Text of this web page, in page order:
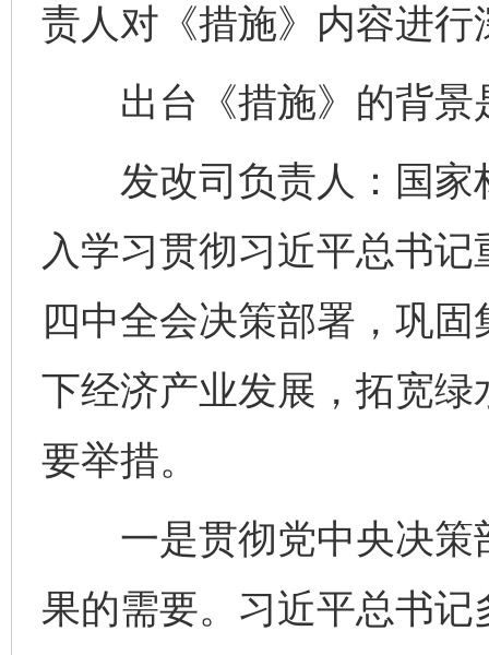
责人对《措施》内容进行
出台《措施》的背景
发改司负责人：国家
入学习贯彻习近平总书
四中全会决策部署，巩
下经济产业发展，拓宽
要举措。
一是贯彻党中央决策
果的需要。习近平总书